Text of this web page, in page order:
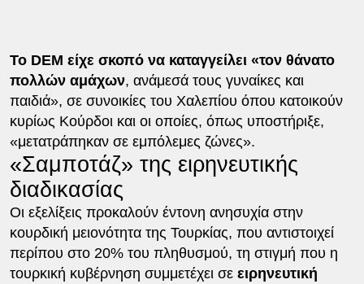
Το DEM είχε σκοπό να καταγγείλει «τον θάνατο
πολλών αμάχων, ανάμεσά τους γυναίκες και
παιδιά», σε συνοικίες του Χαλεπίου όπου κατοικούν
κυρίως Κούρδοι και οι οποίες, όπως υποστήριξε,
«μετατράπηκαν σε εμπόλεμες ζώνες».
«Σαμποτάζ» της ειρηνευτικής
διαδικασίας
Οι εξελίξεις προκαλούν έντονη ανησυχία στην
κουρδική μειονότητα της Τουρκίας, που αντιστοιχεί
περίπου στο 20% του πληθυσμού, τη στιγμή που η
τουρκική κυβέρνηση συμμετέχει σε ειρηνευτική